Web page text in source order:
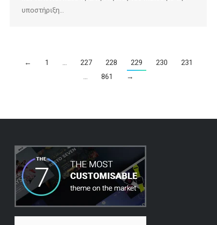
υποστήριξη…
← 1 … 227 228 229 230
231
…
861 →